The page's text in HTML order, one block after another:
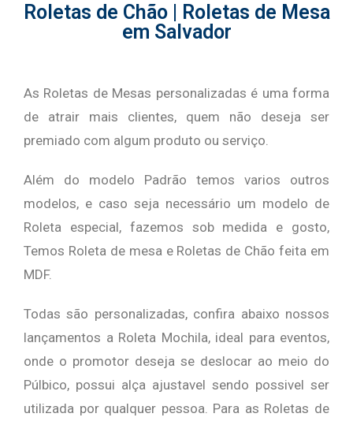
Roletas de Chão | Roletas de Mesa
em Salvador
As Roletas de Mesas personalizadas é uma forma
de atrair mais clientes, quem não deseja ser
premiado com algum produto ou serviço.
Além do modelo Padrão temos varios outros
modelos, e caso seja necessário um modelo de
Roleta especial, fazemos sob medida e gosto,
Temos Roleta de mesa e Roletas de Chão feita em
MDF.
Todas são personalizadas, confira abaixo nossos
lançamentos a Roleta Mochila, ideal para eventos,
onde o promotor deseja se deslocar ao meio do
Púlbico, possui alça ajustavel sendo possivel ser
utilizada por qualquer pessoa. Para as Roletas de